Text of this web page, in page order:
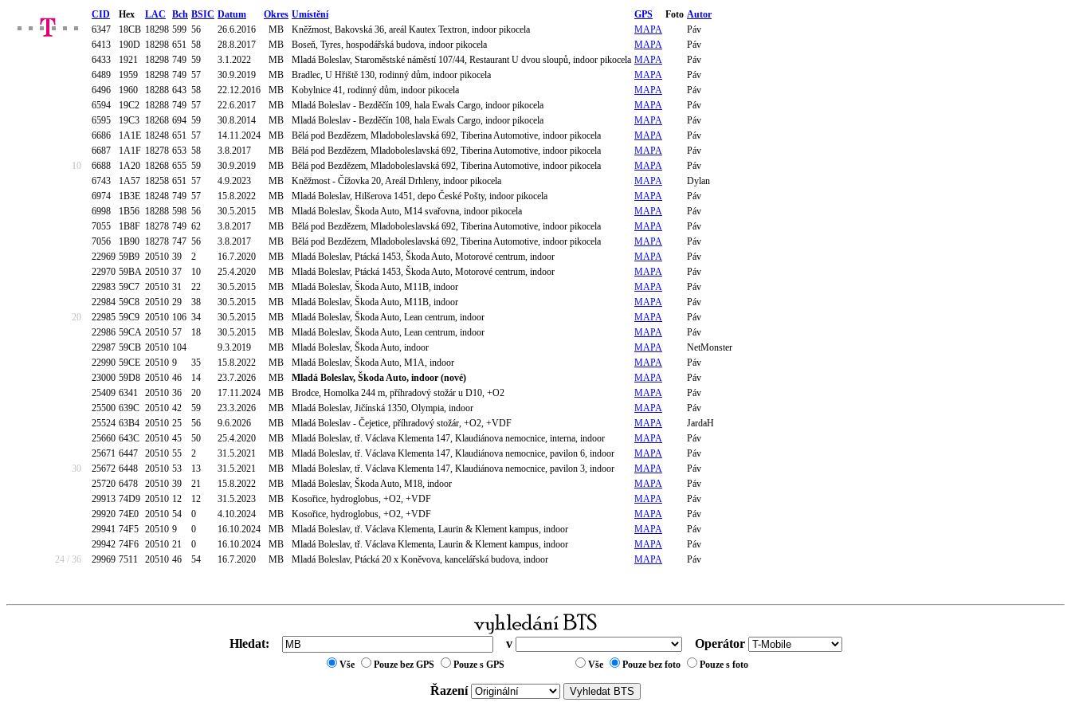
CID Hex LAC Bch BSIC Datum Okres Umístění GPS Foto Autor
6347
18CB 18298 599 56 26.6.2016 MB Kněžmost, Bakovská 36, areál Kautex Textron, indoor pikocela MAPA
Páv
6413
190D 18298 651 58 28.8.2017 MB Boseň, Tyres, hospodářská budova, indoor pikocela MAPA
Páv
6433
1921 18298 749 59 3.1.2022 MB Mladá Boleslav, Staroměstské náměstí 107/44, Restaurant U dvou sloupů, indoor pikocela MAPA
Páv
6489
1959 18298 749 57 30.9.2019 MB Bradlec, U Hřiště 130, rodinný dům, indoor pikocela MAPA
Páv
6496
1960 18288 643 58 22.12.2016 MB Kobylnice 41, rodinný dům, indoor pikocela MAPA
Páv
6594
19C2 18288 749 57 22.6.2017 MB Mladá Boleslav - Bezděčín 109, hala Ewals Cargo, indoor pikocela MAPA
Páv
6595
19C3 18268 694 59 30.8.2014 MB Mladá Boleslav - Bezděčín 108, hala Ewals Cargo, indoor pikocela MAPA
Páv
6686
1A1E 18248 651 57 14.11.2024 MB Bělá pod Bezdězem, Mladoboleslavská 692, Tiberina Automotive, indoor pikocela MAPA
Páv
6687
1A1F 18278 653 58 3.8.2017 MB Bělá pod Bezdězem, Mladoboleslavská 692, Tiberina Automotive, indoor pikocela MAPA
Páv
10
6688 1A20 18268 655 59 30.9.2019 MB Bělá pod Bezdězem, Mladoboleslavská 692, Tiberina Automotive, indoor pikocela MAPA
Páv
6743
1A57 18258 651 57 4.9.2023 MB Kněžmost - Čížovka 20, Areál Drhleny, indoor pikocela MAPA
Dylan
6974
1B3E 18248 749 57 15.8.2022 MB Mladá Boleslav, Hilšerova 1451, depo České Pošty, indoor pikocela MAPA
Páv
6998
1B56 18288 598 56 30.5.2015 MB Mladá Boleslav, Škoda Auto, M14 svařovna, indoor pikocela MAPA
Páv
7055
1B8F 18278 749 62 3.8.2017 MB Bělá pod Bezdězem, Mladoboleslavská 692, Tiberina Automotive, indoor pikocela MAPA
Páv
7056
1B90 18278 747 56 3.8.2017 MB Bělá pod Bezdězem, Mladoboleslavská 692, Tiberina Automotive, indoor pikocela MAPA
Páv
22969 59B9 20510 39 2 16.7.2020 MB Mladá Boleslav, Ptácká 1453, Škoda Auto, Motorové centrum, indoor MAPA
Páv
22970 59BA 20510 37 10 25.4.2020 MB Mladá Boleslav, Ptácká 1453, Škoda Auto, Motorové centrum, indoor MAPA
Páv
22983 59C7 20510 31 22 30.5.2015 MB Mladá Boleslav, Škoda Auto, M11B, indoor MAPA
Páv
22984 59C8 20510 29 38 30.5.2015 MB Mladá Boleslav, Škoda Auto, M11B, indoor MAPA
Páv
20
22985 59C9 20510 106 34 30.5.2015 MB Mladá Boleslav, Škoda Auto, Lean centrum, indoor MAPA
Páv
22986 59CA 20510 57 18 30.5.2015 MB Mladá Boleslav, Škoda Auto, Lean centrum, indoor MAPA
Páv
22987 59CB 20510 104 9.3.2019 MB Mladá Boleslav, Škoda Auto, indoor MAPA
NetMonster
22990 59CE 20510 9 35 15.8.2022 MB Mladá Boleslav, Škoda Auto, M1A, indoor MAPA
Páv
23000 59D8 20510 46 14 23.7.2026 MB Mladá Boleslav, Škoda Auto, indoor (nové) MAPA
Páv
25409 6341 20510 36 20 17.11.2024 MB Brodce, Homolka 244 m, příhradový stožár u D10, +O2 MAPA
Páv
25500 639C 20510 42 59 23.3.2026 MB Mladá Boleslav, Jičínská 1350, Olympia, indoor MAPA
Páv
25524 63B4 20510 25 56 9.6.2026 MB Mladá Boleslav - Čejetice, příhradový stožár, +O2, +VDF MAPA
JardaH
25660 643C 20510 45 50 25.4.2020 MB Mladá Boleslav, tř. Václava Klementa 147, Klaudiánova nemocnice, interna, indoor MAPA
Páv
25671 6447 20510 55 2 31.5.2021 MB Mladá Boleslav, tř. Václava Klementa 147, Klaudiánova nemocnice, pavilon 6, indoor MAPA
Páv
30
25672 6448 20510 53 13 31.5.2021 MB Mladá Boleslav, tř. Václava Klementa 147, Klaudiánova nemocnice, pavilon 3, indoor MAPA
Páv
25720 6478 20510 39 21 15.8.2022 MB Mladá Boleslav, Škoda Auto, M18, indoor MAPA
Páv
29913 74D9 20510 12 12 31.5.2023 MB Kosořice, hydroglobus, +O2, +VDF MAPA
Páv
29920 74E0 20510 54 0 4.10.2024 MB Kosořice, hydroglobus, +O2, +VDF MAPA
Páv
29941 74F5 20510 9 0 16.10.2024 MB Mladá Boleslav, tř. Václava Klementa, Laurin & Klement kampus, indoor MAPA
Páv
29942 74F6 20510 21 0 16.10.2024 MB Mladá Boleslav, tř. Václava Klementa, Laurin & Klement kampus, indoor MAPA
Páv
24 / 36
29969 7511 20510 46 54 16.7.2020 MB Mladá Boleslav, Ptácká 20 x Koněvova, kancelářská budova, indoor MAPA Páv
Hledat: v Operátor
Vše Pouze bez GPS Pouze s GPS Vše Pouze bez foto Pouze s foto
Řazení